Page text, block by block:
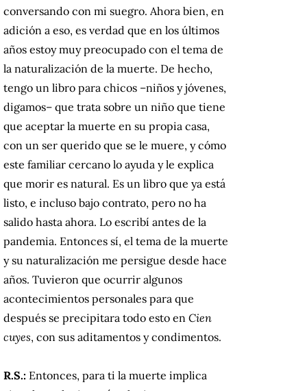
conversando con mi suegro. Ahora bien, en
adición a eso, es verdad que en los últimos
años estoy muy preocupado con el tema de
la naturalización de la muerte. De hecho,
tengo un libro para chicos –niños y jóvenes,
digamos– que trata sobre un niño que tiene
que aceptar la muerte en su propia casa,
con un ser querido que se le muere, y cómo
este familiar cercano lo ayuda y le explica
que morir es natural. Es un libro que ya está
listo, e incluso bajo contrato, pero no ha
salido hasta ahora. Lo escribí antes de la
pandemia. Entonces sí, el tema de la muerte
y su naturalización me persigue desde hace
años. Tuvieron que ocurrir algunos
acontecimientos personales para que
después se precipitara todo esto en Cien
cuyes, con sus aditamentos y condimentos.
R.S.: Entonces, para ti la muerte implica